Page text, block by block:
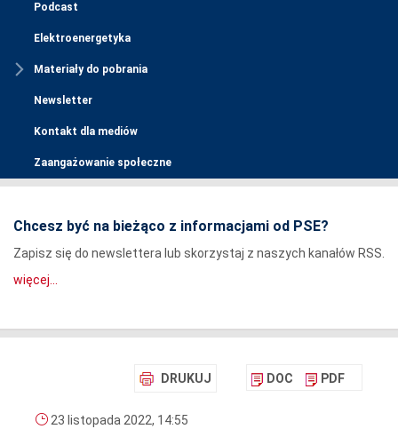
Podcast
Elektroenergetyka
Materiały do pobrania
Newsletter
Kontakt dla mediów
Zaangażowanie społeczne
Chcesz być na bieżąco z informacjami od PSE?
Zapisz się do newslettera lub skorzystaj z naszych kanałów RSS.
więcej...
DRUKUJ DOC PDF
23 listopada 2022, 14:55